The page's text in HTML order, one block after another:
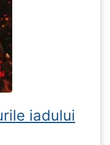
iadului